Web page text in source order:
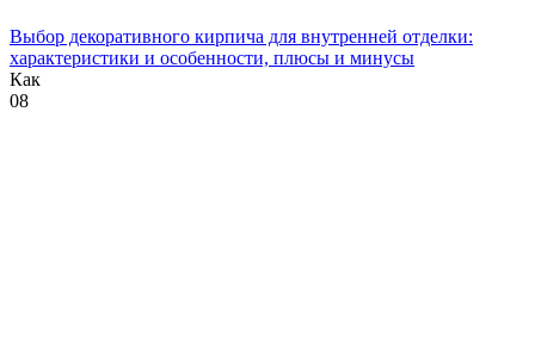
Выбор декоративного кирпича для внутренней отделки:
характеристики и особенности, плюсы и минусы
Как
08